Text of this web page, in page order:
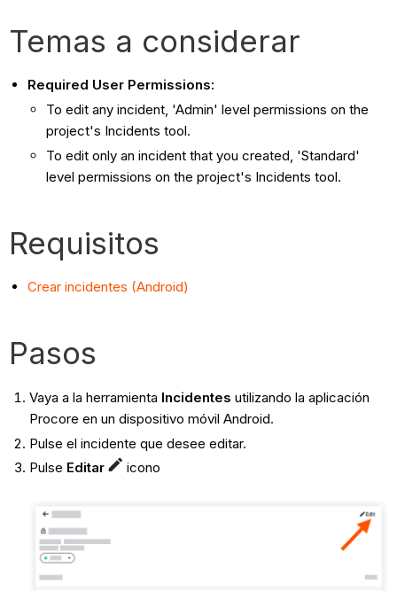
Temas a considerar
Required User Permissions:
To edit any incident, 'Admin' level permissions on the
project's Incidents tool.
To edit only an incident that you created, 'Standard'
level permissions on the project's Incidents tool.
Requisitos
Crear incidentes (Android)
Pasos
Vaya a la herramienta Incidentes utilizando la aplicación
Procore en un dispositivo móvil Android.
Pulse el incidente que desee editar.
Pulse Editar icono